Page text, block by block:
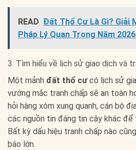
READ Đất Thổ Cư Là Gì? Giải
Pháp Lý Quan Trọng Năm 2026
3. Tìm hiểu về lịch sử giao dịch và
Một mảnh đất thổ cưcó lịch sử
vướng mắc tranh chấp sẽ an toàn
hỏi hàng xóm xung quanh, cán bộ
các nguồn tin đáng tin cậy khác để
Bất kỳ dấu hiệu tranh chấp nào
báo lớn.